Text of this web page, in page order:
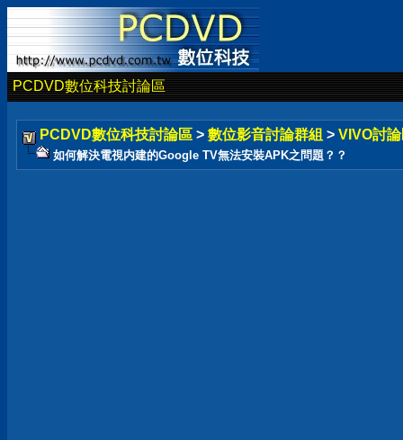
PCDVD數位科技討論區
PCDVD數位科技討論區 > 數位影音討論群組 > VIVO討
如何解決電視内建的Google TV無法安裝APK之問題？？